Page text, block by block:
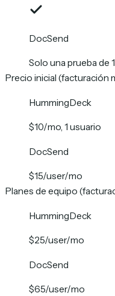
DocSend
Solo una prueba de
Precio inicial (facturación
HummingDeck
$10/mo, 1 usuario
DocSend
$15/user/mo
Planes de equipo
HummingDeck
$25/user/mo
DocSend
$65/user/mo